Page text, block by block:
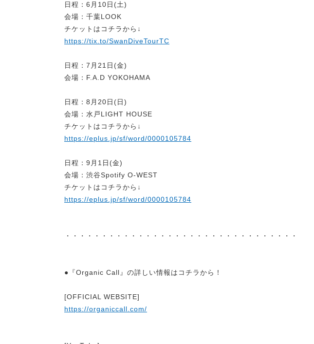
日程：6月10日(土)
会場：千葉LOOK
チケットはコチラから↓
https://tix.to/SwanDiveTourTC
日程：7月21日(金)
会場：F.A.D YOKOHAMA
日程：8月20日(日)
会場：水戸LIGHT HOUSE
チケットはコチラから↓
https://eplus.jp/sf/word/0000105784
日程：9月1日(金)
会場：渋谷Spotify O-WEST
チケットはコチラから↓
https://eplus.jp/sf/word/0000105784
・・・・・・・・・・・・・・・・・・・・・・・・・・・・・・・・
●『Organic Call』の詳しい情報はコチラから！
[OFFICIAL WEBSITE]
https://organiccall.com/